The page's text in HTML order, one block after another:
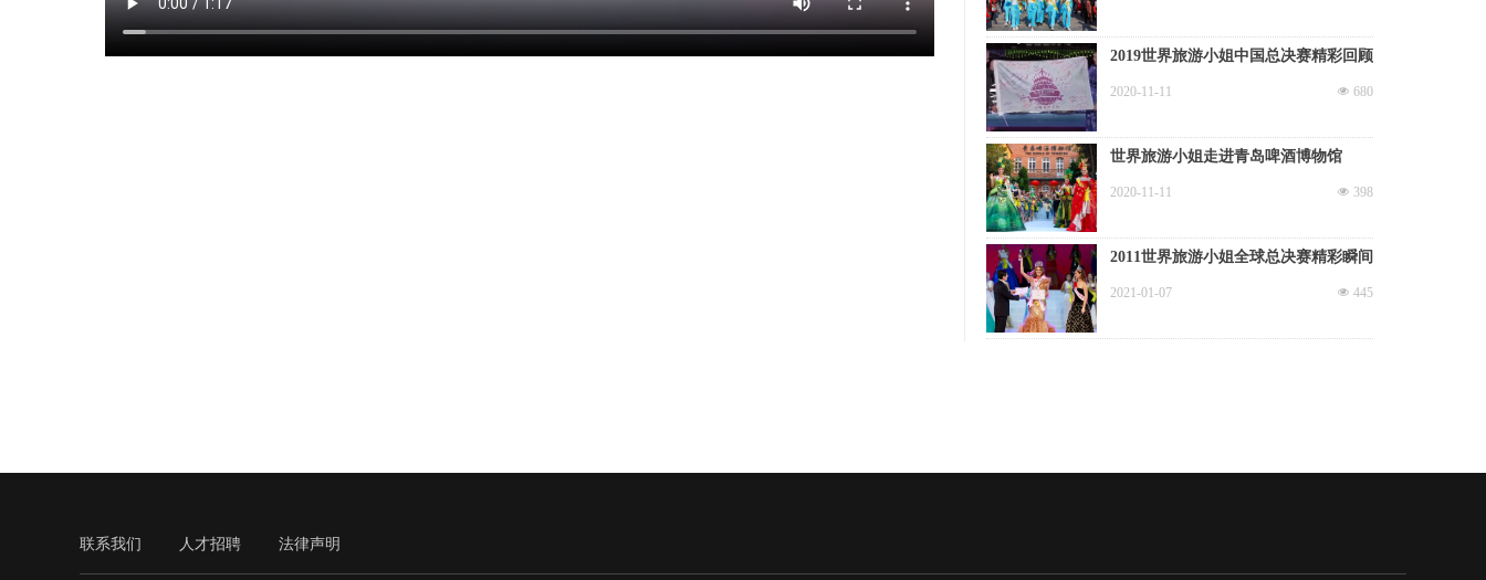
2019世界旅游小姐中国总决赛精彩回顾
넶 680
2020-11-11
世界旅游小姐走进青岛啤酒博物馆
넶 398
2020-11-11
2011世界旅游小姐全球总决赛精彩瞬间
넶 445
2021-01-07
联系我们 人才招聘 法律声明